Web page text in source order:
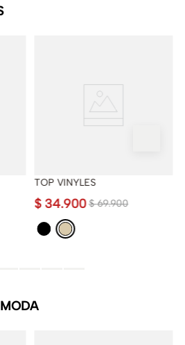
TOP VINYLES
$ 69.900
$ 34.900